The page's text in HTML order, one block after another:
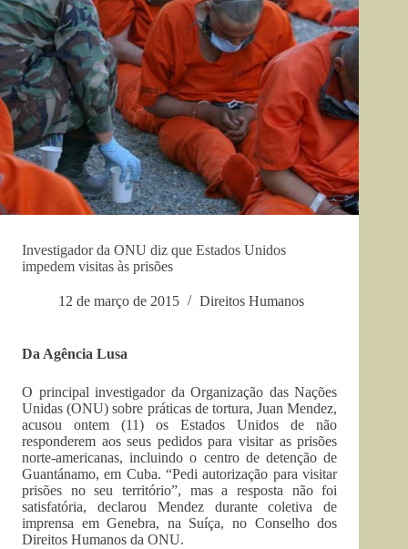
Investigador da ONU diz que Estados Unidos
impedem visitas às prisões
12 de março de 2015 Direitos Humanos
Da Agência Lusa
O principal investigador da Organização das Nações
Unidas (ONU) sobre práticas de tortura, Juan Mendez,
acusou ontem (11) os Estados Unidos de não
responderem aos seus pedidos para visitar as prisões
norte-americanas, incluindo o centro de detenção de
Guantánamo, em Cuba. “Pedi autorização para visitar
prisões no seu território”, mas a resposta não foi
satisfatória, declarou Mendez durante coletiva de
imprensa em Genebra, na Suíça, no Conselho dos
Direitos Humanos da ONU.